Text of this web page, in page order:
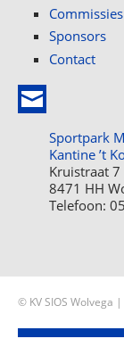
Commissies
Sponsors
Contact
Sportpark
Kantine ’t
Kruistraat 7
8471 HH
Telefoon:
© KV SIOS Wolvega |